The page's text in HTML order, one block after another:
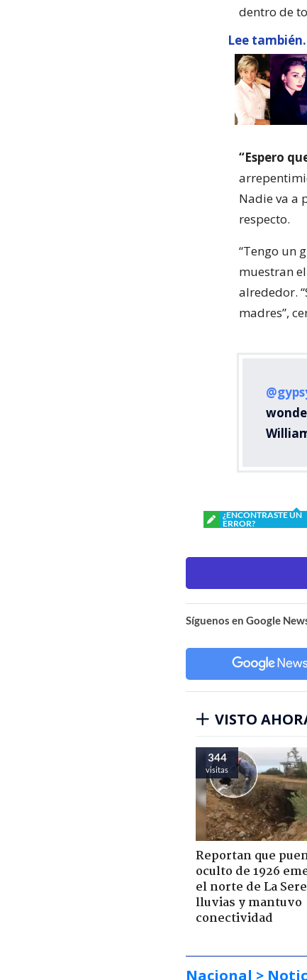
dentro de
Lee
“Espero
Nadie va a
respecto.
“Tengo un
muestran
alrededor.
madres”,
¿ENCONTRASTE UN
ERROR?
Síguenos en Google
VISTO
344
visitas
Reportan que
oculto de 1926
el norte de La
lluvias y mantuvo
conectividad
Nacional >